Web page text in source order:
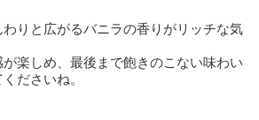
りと広がるバニラの香りがリッチな気
楽しめ、最後まで飽きのこない味わい
ださいね。